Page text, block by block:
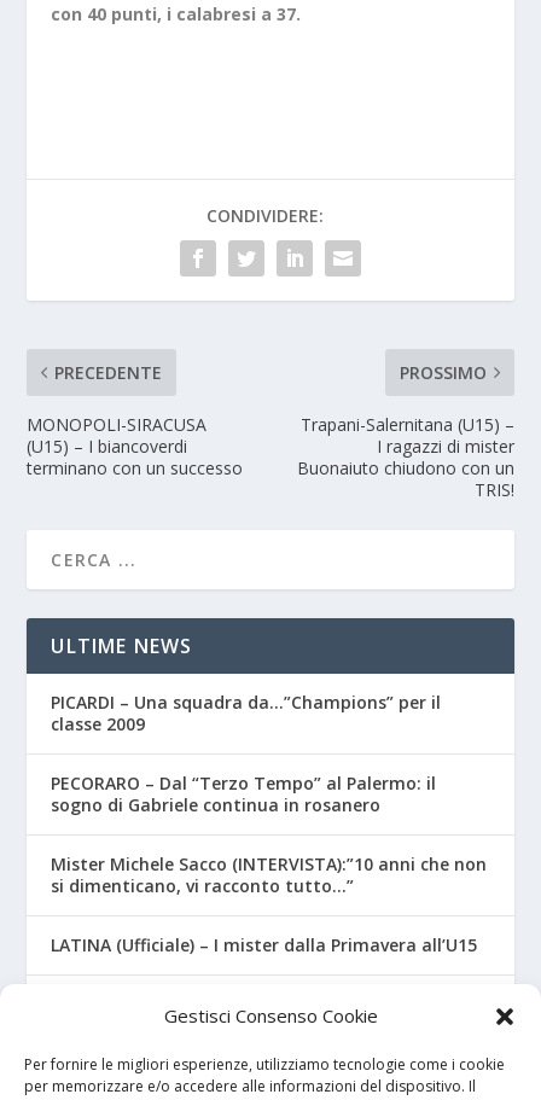
Gestisci Consenso Cookie
Per fornire le migliori esperienze, utilizziamo tecnologie come i cookie
per memorizzare e/o accedere alle informazioni del dispositivo. Il
con 40 punti, i calabresi a 37.
CONDIVIDERE:
PRECEDENTE
MONOPOLI-SIRACUSA
(U15) – I biancoverdi
terminano con un successo
PROSSIMO
Trapani-Salernitana (U15) –
I ragazzi di mister
Buonaiuto chiudono con un
TRIS!
ULTIME NEWS
PICARDI – Una squadra da…”Champions” per il
classe 2009
PECORARO – Dal “Terzo Tempo” al Palermo: il
sogno di Gabriele continua in rosanero
Mister Michele Sacco (INTERVISTA):”10 anni che non
si dimenticano, vi racconto tutto…”
LATINA (Ufficiale) – I mister dalla Primavera all’U15
CROTONE – Primavera/Under 17, novità sui nuovi